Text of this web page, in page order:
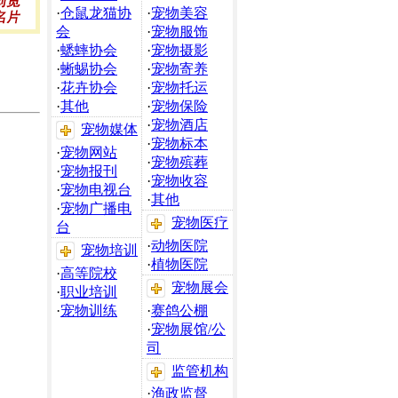
·仓鼠龙猫协
会
·蟋蟀协会
·蜥蜴协会
·花卉协会
·其他
宠物媒体
·宠物网站
·宠物报刊
·宠物电视台
·宠物广播电
台
宠物培训
·高等院校
·职业培训
·宠物训练
·宠物美容
·宠物服饰
·宠物摄影
·宠物寄养
·宠物托运
·宠物保险
·宠物酒店
·宠物标本
·宠物殡葬
·宠物收容
·其他
宠物医疗
·动物医院
·植物医院
宠物展会
·赛鸽公棚
·宠物展馆/公
司
监管机构
·渔政监督